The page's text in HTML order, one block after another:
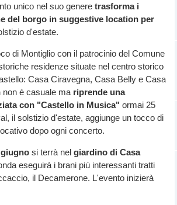
unico nel suo genere trasforma i
del borgo in suggestive location per
d'estate.
di Montiglio con il patrocinio del Comune
residenze situate nel centro storico
Casa Ciravegna, Casa Belly e Casa
non è casuale ma riprende una
con "Castello in Musica" ormai 25
il solstizio d'estate, aggiunge un tocco di
dopo ogni concerto.
si terrà nel giardino di Casa
eseguirà i brani più interessanti tratti
il Decamerone. L'evento inizierà